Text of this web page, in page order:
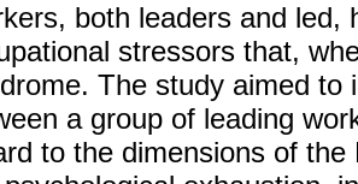
both leaders and led,
stressors that,
The study aimed to
a group of leading
to the dimensions of